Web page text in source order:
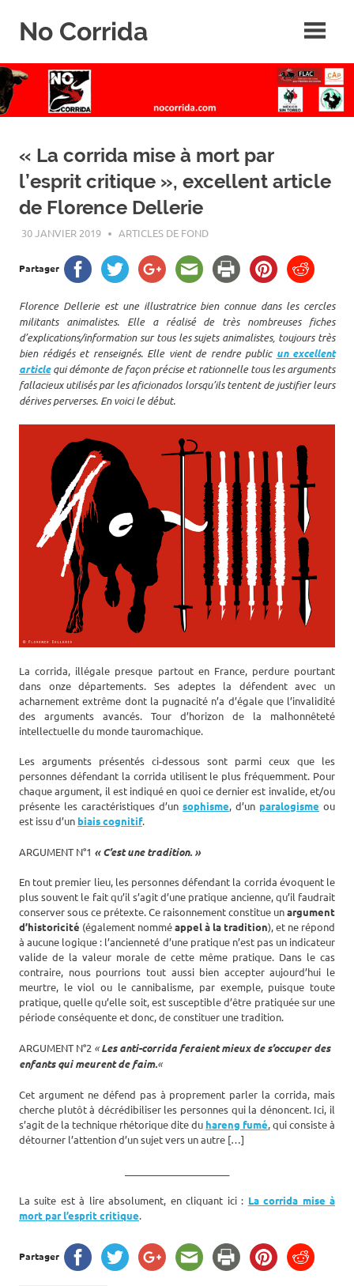
No Corrida
de
la
corrida
« La corrida mise à mort par
l’esprit critique », excellent article
de Florence Dellerie
30 JANVIER 2019 ROGER LAHANA
ARTICLES DE FOND
Partager
Florence Dellerie est une illustratrice bien connue dans les cercles
militants animalistes. Elle a réalisé de très nombreuses fiches
d’explications/information sur tous les sujets animalistes, toujours très
bien rédigés et renseignés. Elle vient de rendre public un excellent
articlequi démonte de façon précise et rationnelle tous les arguments
fallacieux utilisés par les aficionados lorsqu’ils tentent de justifier leurs
dérives perverses. En voici le début.
La corrida, illégale presque partout en France, perdure pourtant
dans onze départements. Ses adeptes la défendent avec un
acharnement extrême dont la pugnacité n’a d’égale que l’invalidité
des arguments avancés. Tour d’horizon de la malhonnêteté
intellectuelle du monde tauromachique.
Les arguments présentés ci-dessous sont parmi ceux que les
personnes défendant la corrida utilisent le plus fréquemment. Pour
chaque argument, il est indiqué en quoi ce dernier est invalide, et/ou
présente les caractéristiques d’un sophisme, d’un paralogisme ou
est issu d’un biais cognitif.
ARGUMENT N°1 « C’est une tradition. »
En tout premier lieu, les personnes défendant la corrida évoquent le
plus souvent le fait qu’il s’agit d’une pratique ancienne, qu’il faudrait
conserver sous ce prétexte. Ce raisonnement constitue unargument
d’historicité (également nomméappel à la tradition), et ne répond
à aucune logique : l’ancienneté d’une pratique n’est pas un indicateur
valide de la valeur morale de cette même pratique. Dans le cas
contraire, nous pourrions tout aussi bien accepter aujourd’hui le
meurtre, le viol ou le cannibalisme, par exemple, puisque toute
pratique, quelle qu’elle soit, est susceptible d’être pratiquée sur une
période conséquente et donc, de constituer une tradition.
ARGUMENT N°2 «Les anti-corrida feraient mieux de s’occuper des
enfants qui meurent de faim.«
Cet argument ne défend pas à proprement parler la corrida, mais
cherche plutôt à décrédibiliser les personnes qui la dénoncent. Ici, il
s’agit de la technique rhétorique dite du hareng fumé, qui consiste à
détourner l’attention d’un sujet vers un autre […]
La suite est à lire absolument, en cliquant ici : La corrida mise à
mort par l’esprit critique.
Partager